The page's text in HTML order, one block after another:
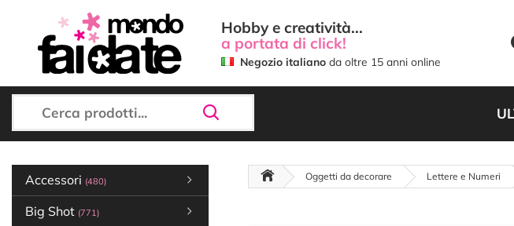
Hobby e creatività...
a portata di click!
Negozio italiano da oltre 15 anni online
Accessori (480)
Big Shot (771)
Oggetti da decorare Lettere e Numeri